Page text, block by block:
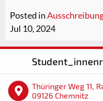
Posted in
Jul 10, 2024
Thüringer Weg 11,
09126 Chemnitz